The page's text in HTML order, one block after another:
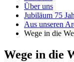
Über uns
Jubiläum 75
Aus unseren
Wege in die
Wege in die